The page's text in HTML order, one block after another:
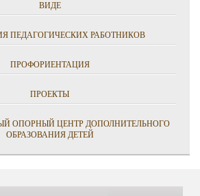
ВИДЕ
ПЕДАГОГИЧЕСКИХ РАБОТНИКОВ
ПРОФОРИЕНТАЦИЯ
ПРОЕКТЫ
ОПОРНЫЙ ЦЕНТР ДОПОЛНИТЕЛЬНОГО
ОБРАЗОВАНИЯ ДЕТЕЙ